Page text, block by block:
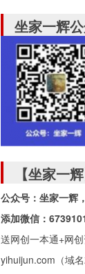
坐家一辉
【坐家一辉
公众号：坐家一辉
添加微信：
送网创一本通+网
yihuijun.com（域